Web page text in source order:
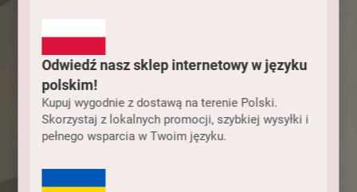
Odwiedź nasz sklep internetowy w języku
polskim!
Kupuj wygodnie z dostawą na terenie Polski.
Skorzystaj z lokalnych promocji, szybkiej wysyłki i
pełnego wsparcia w Twoim języku.